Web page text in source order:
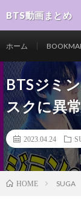
BTS動画まとめ
ホーム
BTSジミ
スクに異
2023.04.24
HOME SUGA